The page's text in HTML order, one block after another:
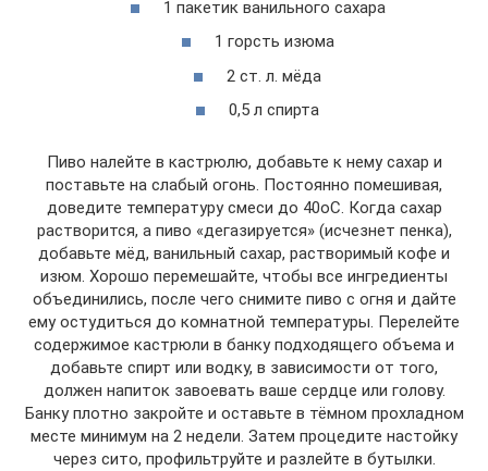
1 пакетик ванильного сахара
1 горсть изюма
2 ст. л. мёда
0,5 л спирта
Пиво налейте в кастрюлю, добавьте к нему сахар и
поставьте на слабый огонь. Постоянно помешивая,
доведите температуру смеси до 40оС. Когда сахар
растворится, а пиво «дегазируется» (исчезнет пенка),
добавьте мёд, ванильный сахар, растворимый кофе и
изюм. Хорошо перемешайте, чтобы все ингредиенты
объединились, после чего снимите пиво с огня и дайте
ему остудиться до комнатной температуры. Перелейте
содержимое кастрюли в банку подходящего объема и
добавьте спирт или водку, в зависимости от того,
должен напиток завоевать ваше сердце или голову.
Банку плотно закройте и оставьте в тёмном прохладном
месте минимум на 2 недели. Затем процедите настойку
через сито, профильтруйте и разлейте в бутылки.